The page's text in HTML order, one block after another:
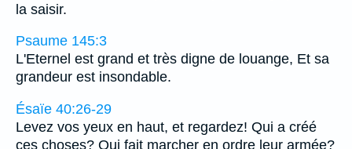
la saisir.
Psaume 145:3
L'Eternel est grand et très digne de louange, Et sa
grandeur est insondable.
Ésaïe 40:26-29
Levez vos yeux en haut, et regardez! Qui a créé
ces choses? Qui fait marcher en ordre leur armée?